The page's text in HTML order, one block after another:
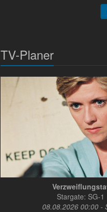
TV-Planer
Stargate: SG-1
08.08.2026 00:00 -